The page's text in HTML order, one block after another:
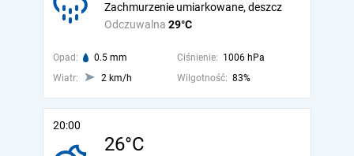
Odczuwalna 29°C
Zachmurzenie umiarkowane, deszcz
Opad: 0.5 mm Ciśnienie: 1006 hPa
Wiatr:
2 km/h Wilgotność: 83%
20:00
26°C